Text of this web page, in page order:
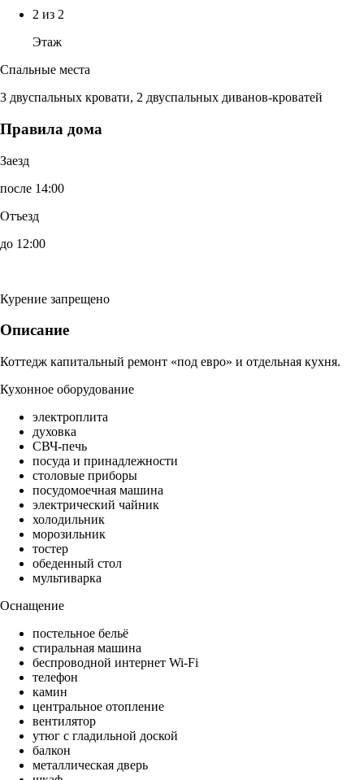
2 из 2
Этаж
Спальные места
3 двуспальных кровати, 2 двуспальных диванов-кроватей
Правила дома
Заезд
после 14:00
Отъезд
до 12:00
Курение запрещено
Описание
Коттедж капитальный ремонт «под евро» и отдельная кухня.
Кухонное оборудование
электроплита
духовка
СВЧ-печь
посуда и принадлежности
столовые приборы
посудомоечная машина
электрический чайник
холодильник
морозильник
тостер
обеденный стол
мультиварка
Оснащение
постельное бельё
стиральная машина
беспроводной интернет Wi-Fi
телефон
камин
центральное отопление
вентилятор
утюг с гладильной доской
балкон
металлическая дверь